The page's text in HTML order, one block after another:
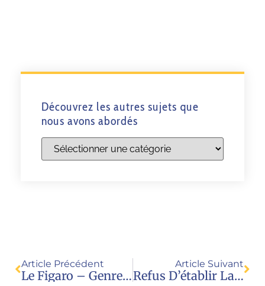
Découvrez les autres sujets que
nous avons abordés
Article Précédent
Le Figaro – Genre «autre» Dans Un Test D’anglais En 3e : Le Ministère De L’Éducation Nationale Évoque Une «erreur»
Article Suivant
Refus D’établir La Paternité Du Commanditaire D’un Enfant Par GPA (chronique Radio A. Mirkovic)